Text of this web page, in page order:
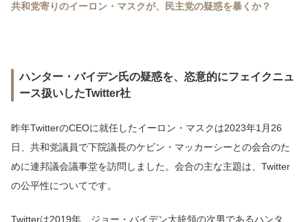
共和党寄りのイーロン・マスクが、民主党の疑惑を暴くか？
ハンター・バイデン氏の疑惑を、恣意的にフェイクニュ
ース扱いしたTwitter社
昨年TwitterのCEOに就任したイーロン・マスクは2023年1月26
日、共和党議員で下院議長のケビン・マッカーシーとの会合のた
めに連邦議会議事堂を訪問しました。会合の主な主題は、Twitter
の公平性についてです。
Twitterは2019年、ジョー・バイデン大統領の次男であるハンタ